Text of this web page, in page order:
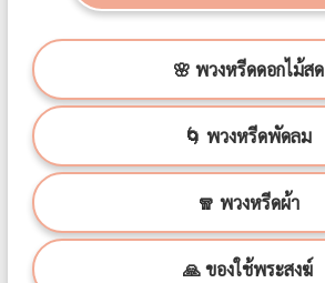
🌸 พวงหรีดดอกไม้สด
🌀 พวงหรีดพัดลม
🧣 พวงหรีดผ้า
🙏 ของใช้พระสงฆ์